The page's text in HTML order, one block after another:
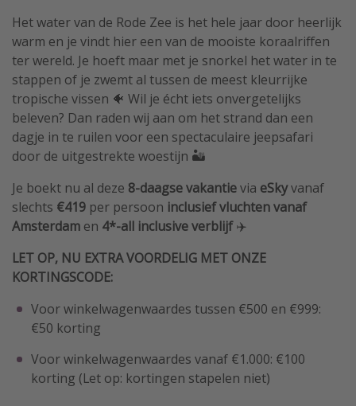
Het water van de Rode Zee is het hele jaar door heerlijk
warm en je vindt hier een van de mooiste koraalriffen
ter wereld. Je hoeft maar met je snorkel het water in te
stappen of je zwemt al tussen de meest kleurrijke
tropische vissen 🐠 Wil je écht iets onvergetelijks
beleven? Dan raden wij aan om het strand dan een
dagje in te ruilen voor een spectaculaire jeepsafari
door de uitgestrekte woestijn ️🏜️
Je boekt nu al deze 8-daagse vakantievia eSkyvanaf
slechts €419 per persoon inclusief vluchten vanaf
Amsterdam en 4*-all inclusive verblijf✈️
LET OP, NU EXTRA VOORDELIG MET ONZE
KORTINGSCODE:
Voor winkelwagenwaardes tussen €500 en €999:
€50 korting
Voor winkelwagenwaardes vanaf €1.000: €100
korting (Let op: kortingen stapelen niet)